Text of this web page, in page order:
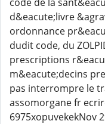
d&eacute;livre
ordonnance
dudit code, du
prescriptions
m&eacute;decins
pas interrompre le
assomorgane fr
6975xopuvekekNov